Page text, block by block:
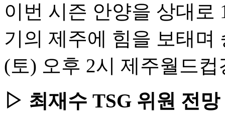
이번 시즌 안양을 상대로
기의 제주에 힘을 보태며
(토) 오후 2시 제주월드
▷ 최재수 TSG 위원 전망